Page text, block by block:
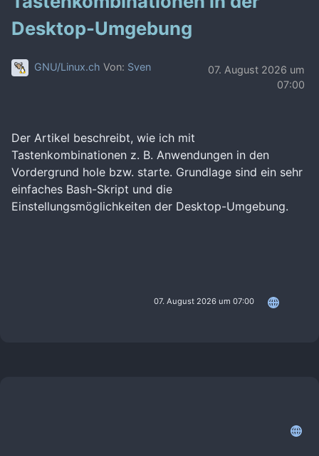
Desktop-Umgebung
GNU/Linux.ch Von: Sven
07. August 2026 um
07:00
Der Artikel beschreibt, wie ich mit
Tastenkombinationen z. B. Anwendungen in den
Vordergrund hole bzw. starte. Grundlage sind ein sehr
einfaches Bash-Skript und die
Einstellungsmöglichkeiten der Desktop-Umgebung.
07. August 2026 um 07:00